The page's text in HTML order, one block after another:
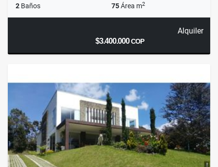
2 Baños 75Área m2
Alquiler
$3.400.000COP